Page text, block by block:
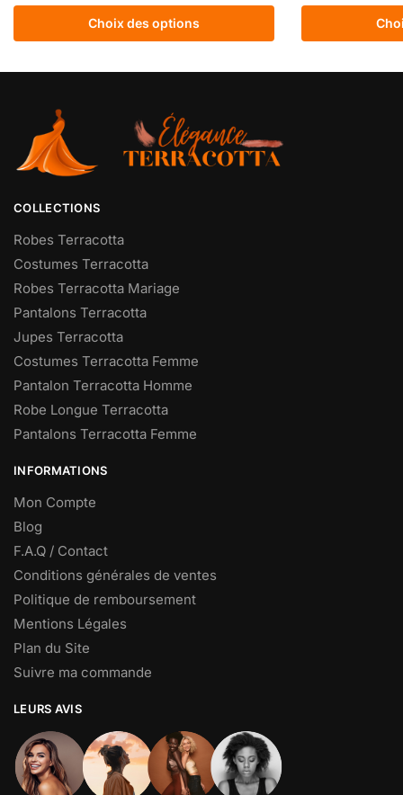
Choix des options
COLLECTIONS
Robes Terracotta
Costumes Terracotta
Robes Terracotta Mariage
Pantalons Terracotta
Jupes Terracotta
Costumes Terracotta Femme
Pantalon Terracotta Homme
Robe Longue Terracotta
Pantalons Terracotta Femme
INFORMATIONS
Mon Compte
Blog
F.A.Q / Contact
Conditions générales de ventes
Politique de remboursement
Mentions Légales
Plan du Site
Suivre ma commande
LEURS AVIS